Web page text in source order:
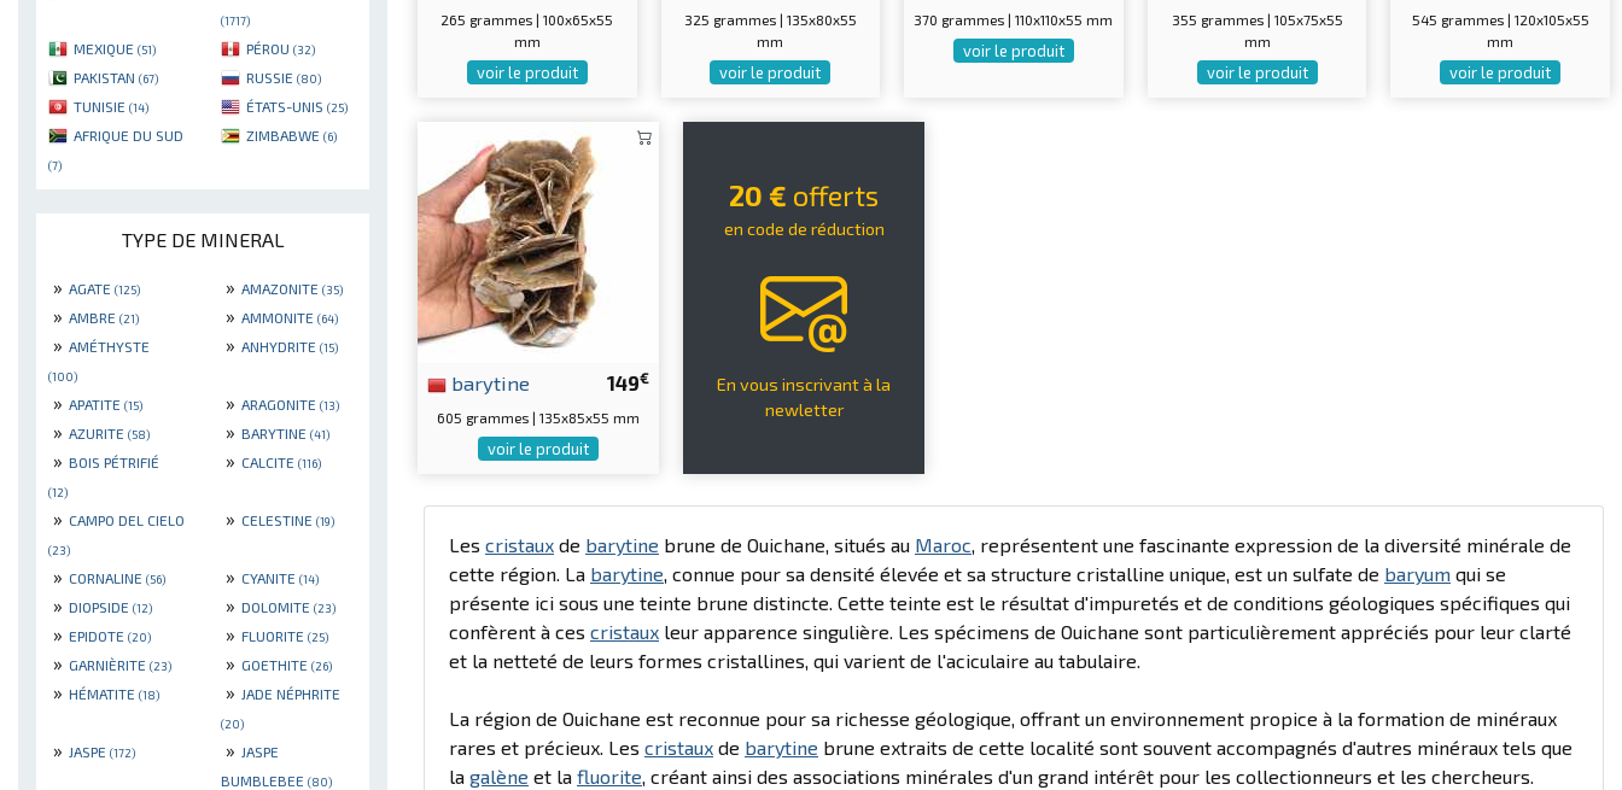
(1717)
MEXIQUE (51) PÉROU (32)
PAKISTAN (67) RUSSIE (80)
TUNISIE (14) ÉTATS-UNIS (25)
AFRIQUE DU SUD
(7)
ZIMBABWE (6)
TYPE DE MINERAL
» AGATE (125) » AMAZONITE (35)
» AMBRE (21) » AMMONITE (64)
» AMÉTHYSTE
(100)
» ANHYDRITE (15)
» APATITE (15) » ARAGONITE (13)
» AZURITE (58) » BARYTINE (41)
» BOIS PÉTRIFIÉ
(12)
» CALCITE (116)
» CAMPO DEL CIELO
(23)
» CELESTINE (19)
» CORNALINE (56) » CYANITE (14)
» DIOPSIDE (12) » DOLOMITE (23)
» EPIDOTE (20) » FLUORITE (25)
» GARNIÈRITE (23) » GOETHITE (26)
» HÉMATITE (18) » JADE NÉPHRITE
(20)
» JASPE (172) » JASPE
BUMBLEBEE (80)
265 grammes | 100x65x55
mm
voir le produit
325 grammes | 135x80x55
mm
voir le produit
370 grammes | 110x110x55 mm
voir le produit
355 grammes | 105x75x55
mm
voir le produit
545 grammes | 120x105x55
mm
voir le produit
149€
barytine
605 grammes | 135x85x55 mm
voir le produit
20 € offerts
en code de réduction
En vous inscrivant à la
newletter
Les cristaux de barytine brune de Ouichane, situés au Maroc, représentent une fascinante expression de la diversité minérale de
cette région. La barytine, connue pour sa densité élevée et sa structure cristalline unique, est un sulfate de baryum qui se
présente ici sous une teinte brune distincte. Cette teinte est le résultat d'impuretés et de conditions géologiques spécifiques qui
confèrent à ces cristaux leur apparence singulière. Les spécimens de Ouichane sont particulièrement appréciés pour leur clarté
et la netteté de leurs formes cristallines, qui varient de l'aciculaire au tabulaire.
La région de Ouichane est reconnue pour sa richesse géologique, offrant un environnement propice à la formation de minéraux
rares et précieux. Les cristaux de barytine brune extraits de cette localité sont souvent accompagnés d'autres minéraux tels que
la galène et la fluorite, créant ainsi des associations minérales d'un grand intérêt pour les collectionneurs et les chercheurs.